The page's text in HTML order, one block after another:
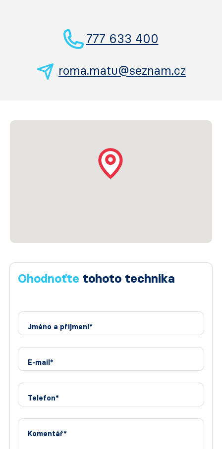
777 633 400
roma.matu@seznam.cz
Ohodnoťte tohoto technika
Jméno a příjmení*
E-mail*
Telefon*
Komentář*